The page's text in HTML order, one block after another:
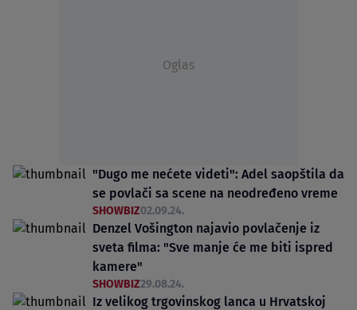
Oglas
"Dugo me nećete videti": Adel saopštila da
se povlači sa scene na neodređeno vreme
SHOWBIZ02.09.24.
Denzel Vošington najavio povlačenje iz
sveta filma: "Sve manje će me biti ispred
kamere"
SHOWBIZ29.08.24.
Iz velikog trgovinskog lanca u Hrvatskoj